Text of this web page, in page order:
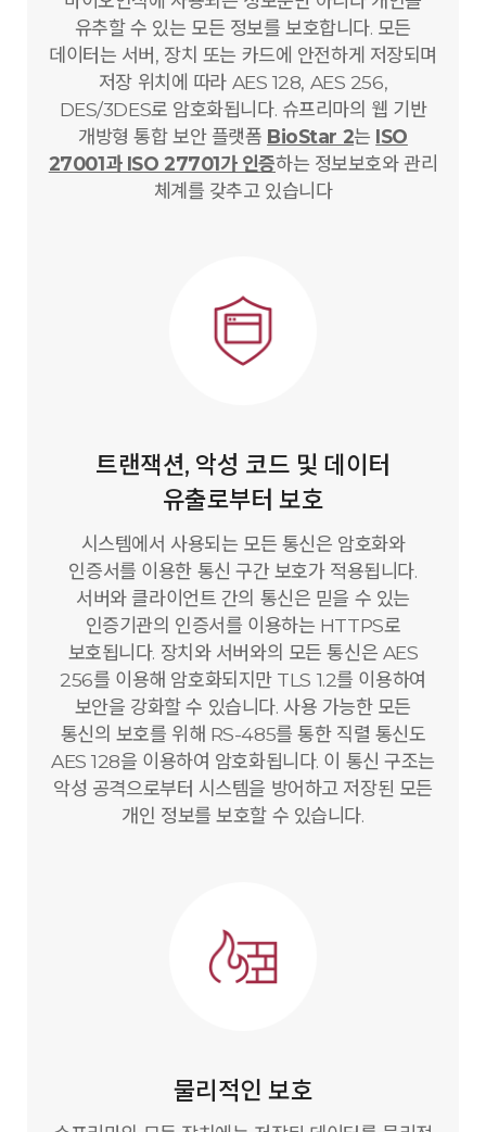
유추할 수 있는 모든 정보를 보호합니다. 모든
데이터는 서버, 장치 또는 카드에 안전하게 저장되며
저장 위치에 따라 AES 128, AES 256,
DES/3DES로 암호화됩니다. 슈프리마의 웹 기반
개방형 통합 보안 플랫폼 BioStar 2는 ISO
27001과 ISO 27701가 인증하는 정보보호와 관리
체계를 갖추고 있습니다
트랜잭션, 악성 코드 및 데이터
유출로부터 보호
시스템에서 사용되는 모든 통신은 암호화와
인증서를 이용한 통신 구간 보호가 적용됩니다.
서버와 클라이언트 간의 통신은 믿을 수 있는
인증기관의 인증서를 이용하는 HTTPS로
보호됩니다. 장치와 서버와의 모든 통신은 AES
256를 이용해 암호화되지만 TLS 1.2를 이용하여
보안을 강화할 수 있습니다. 사용 가능한 모든
통신의 보호를 위해 RS-485를 통한 직렬 통신도
AES 128을 이용하여 암호화됩니다. 이 통신 구조는
악성 공격으로부터 시스템을 방어하고 저장된 모든
개인 정보를 보호할 수 있습니다.
물리적인 보호